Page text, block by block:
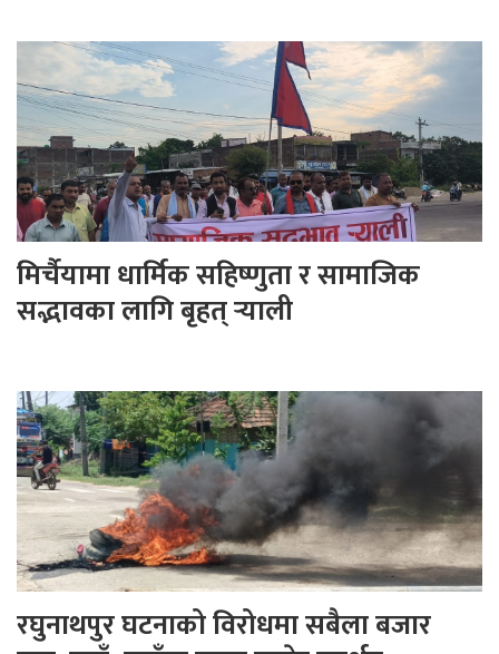
मिर्चैयामा धार्मिक सहिष्णुता र सामाजिक
सद्भावका लागि बृहत् र्‍याली
रघुनाथपुर घटनाको विरोधमा सबैला बजार